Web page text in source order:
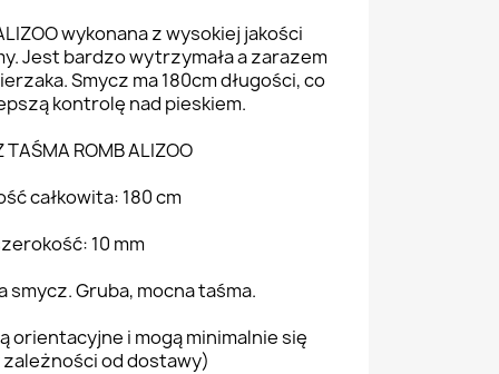
wykonana z wysokiej jakości
Jest bardzo wytrzymała a zarazem
Smycz ma 180cm długości, co
kontrolę nad pieskiem.
TAŚMA ROMB ALIZOO
całkowita: 180 cm
10 mm
smycz. Gruba, mocna taśma.
orientacyjne i mogą minimalnie się
od dostawy)